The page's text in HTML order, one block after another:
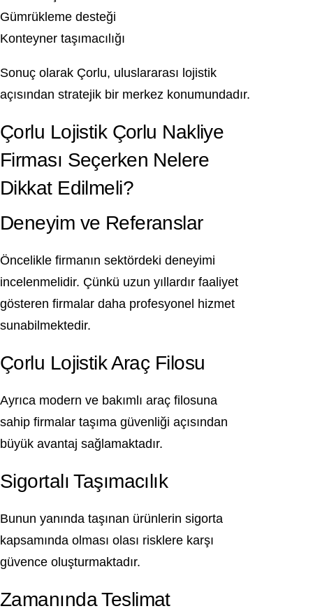
Gümrükleme desteği
Konteyner taşımacılığı
Sonuç olarak Çorlu, uluslararası lojistik
açısından stratejik bir merkez konumundadır.
Çorlu Lojistik Çorlu Nakliye
Firması Seçerken Nelere
Dikkat Edilmeli?
Deneyim ve Referanslar
Öncelikle firmanın sektördeki deneyimi
incelenmelidir. Çünkü uzun yıllardır faaliyet
gösteren firmalar daha profesyonel hizmet
sunabilmektedir.
Çorlu Lojistik Araç Filosu
Ayrıca modern ve bakımlı araç filosuna
sahip firmalar taşıma güvenliği açısından
büyük avantaj sağlamaktadır.
Sigortalı Taşımacılık
Bunun yanında taşınan ürünlerin sigorta
kapsamında olması olası risklere karşı
güvence oluşturmaktadır.
Zamanında Teslimat